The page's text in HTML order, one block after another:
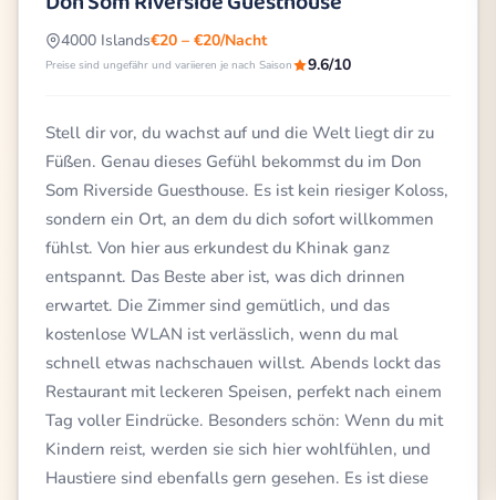
4000 Islands€20 – €20/Nacht
Preise sind ungefähr und variieren je nach Saison 9.6/10
Stell dir vor, du wachst auf und die Welt liegt dir zu
Füßen. Genau dieses Gefühl bekommst du im Don
Som Riverside Guesthouse. Es ist kein riesiger Koloss,
sondern ein Ort, an dem du dich sofort willkommen
fühlst. Von hier aus erkundest du Khinak ganz
entspannt. Das Beste aber ist, was dich drinnen
erwartet. Die Zimmer sind gemütlich, und das
kostenlose WLAN ist verlässlich, wenn du mal
schnell etwas nachschauen willst. Abends lockt das
Restaurant mit leckeren Speisen, perfekt nach einem
Tag voller Eindrücke. Besonders schön: Wenn du mit
Kindern reist, werden sie sich hier wohlfühlen, und
Haustiere sind ebenfalls gern gesehen. Es ist diese